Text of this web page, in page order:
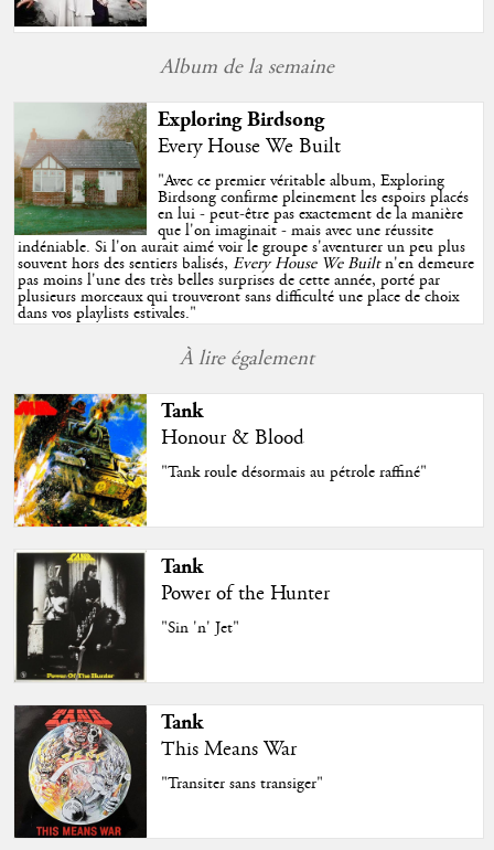
Album de la semaine
Exploring Birdsong
Every House We Built
"Avec ce premier véritable album, Exploring
Birdsong confirme pleinement les espoirs placés
en lui - peut-être pas exactement de la manière
que l'on imaginait - mais avec une réussite
indéniable. Si l'on aurait aimé voir le groupe s'aventurer un peu plus
souvent hors des sentiers balisés,Every House We Builtn'en demeure
pas moins l'une des très belles surprises de cette année, porté par
plusieurs morceaux qui trouveront sans difficulté une place de choix
dans vos playlists estivales."
À lire également
Tank
Honour & Blood
"Tank roule désormais au pétrole raffiné"
Tank
Power of the Hunter
"Sin 'n' Jet"
Tank
This Means War
"Transiter sans transiger"